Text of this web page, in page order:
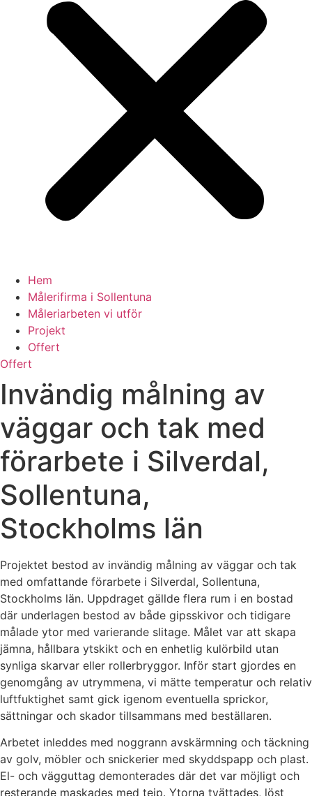
Hem
Målerifirma i Sollentuna
Måleriarbeten vi utför
Projekt
Offert
Offert
Invändig målning av
väggar och tak med
förarbete i Silverdal,
Sollentuna,
Stockholms län
Projektet bestod av invändig målning av väggar och tak
med omfattande förarbete i Silverdal, Sollentuna,
Stockholms län. Uppdraget gällde flera rum i en bostad
där underlagen bestod av både gipsskivor och tidigare
målade ytor med varierande slitage. Målet var att skapa
jämna, hållbara ytskikt och en enhetlig kulörbild utan
synliga skarvar eller rollerbryggor. Inför start gjordes en
genomgång av utrymmena, vi mätte temperatur och relativ
luftfuktighet samt gick igenom eventuella sprickor,
sättningar och skador tillsammans med beställaren.
Arbetet inleddes med noggrann avskärmning och täckning
av golv, möbler och snickerier med skyddspapp och plast.
El- och vägguttag demonterades där det var möjligt och
resterande maskades med tejp. Ytorna tvättades, löst